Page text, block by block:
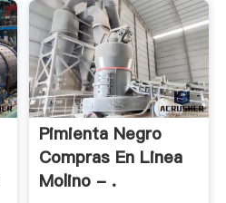
Pimienta Negro
Compras En Linea
Molino - .